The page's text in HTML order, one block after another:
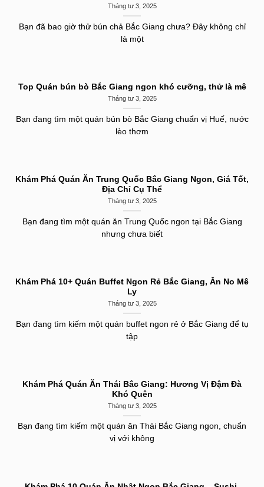
Tháng tư 3, 2025
Bạn đã bao giờ thử bún chả Bắc Giang chưa? Đây không chỉ
là một
Top Quán bún bò Bắc Giang ngon khó cưỡng, thử là mê
Tháng tư 3, 2025
Bạn đang tìm một quán bún bò Bắc Giang chuẩn vị Huế, nước
lèo thơm
Khám Phá Quán Ăn Trung Quốc Bắc Giang Ngon, Giá Tốt,
Địa Chỉ Cụ Thể
Tháng tư 3, 2025
Bạn đang tìm một quán ăn Trung Quốc ngon tại Bắc Giang
nhưng chưa biết
Khám Phá 10+ Quán Buffet Ngon Rẻ Bắc Giang, Ăn No Mê
Ly
Tháng tư 3, 2025
Bạn đang tìm kiếm một quán buffet ngon rẻ ở Bắc Giang để tụ
tập
Khám Phá Quán Ăn Thái Bắc Giang: Hương Vị Đậm Đà
Khó Quên
Tháng tư 3, 2025
Bạn đang tìm kiếm một quán ăn Thái Bắc Giang ngon, chuẩn
vị với không